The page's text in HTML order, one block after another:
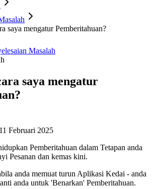
saya mengatur Pemberitahuan?
Masalah
saya mengatur
Februari 2025
Pemberitahuan dalam Tetapan anda
Pesanan dan kemas kini.
anda memuat turun Aplikasi Kedai - anda
anda untuk 'Benarkan' Pemberitahuan.